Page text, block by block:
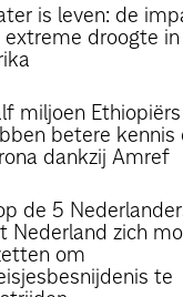
is leven: de
extreme droogte
miljoen Ethiopiërs
betere kennis
dankzij Amref
de 5
Nederland zich
om
te